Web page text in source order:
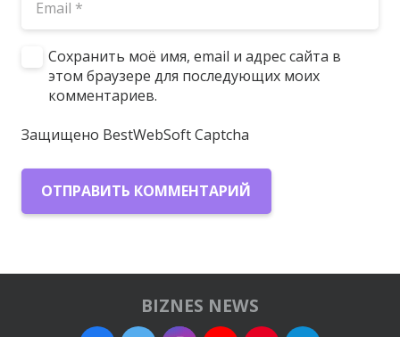
Сохранить моё имя, email и адрес сайта в
этом браузере для последующих моих
комментариев.
Защищено BestWebSoft Captcha
ОТПРАВИТЬ КОММЕНТАРИЙ
BIZNES NEWS